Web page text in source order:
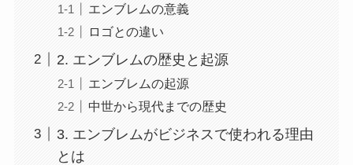
エンブレムの意義
ロゴとの違い
2. エンブレムの歴史と起源
エンブレムの起源
中世から現代までの歴史
3. エンブレムがビジネスで使われる理由
とは